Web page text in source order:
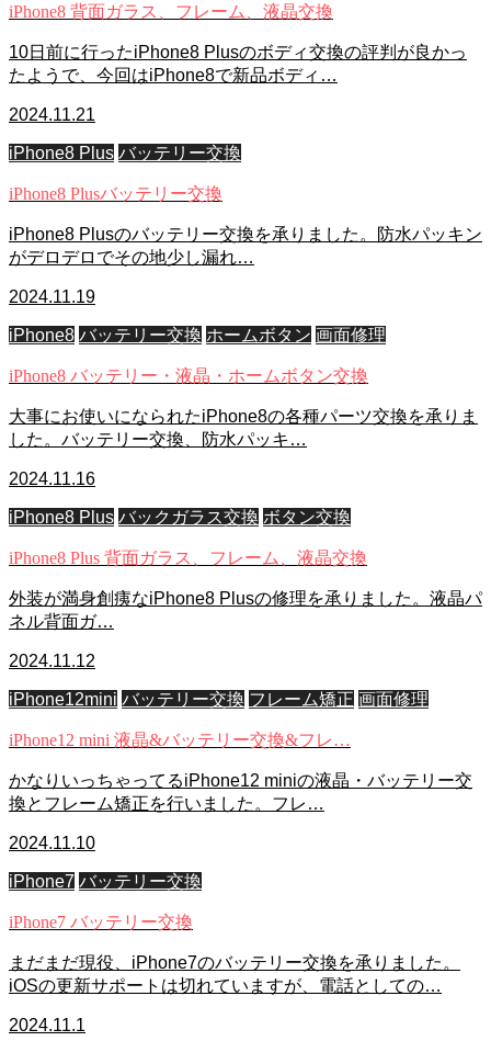
iPhone8 背面ガラス、フレーム、液晶交換
10日前に行ったiPhone8 Plusのボディ交換の評判が良かっ
たようで、今回はiPhone8で新品ボディ…
2024.11.21
iPhone8 Plus バッテリー交換
iPhone8 Plusバッテリー交換
iPhone8 Plusのバッテリー交換を承りました。防水パッキン
がデロデロでその地少し漏れ…
2024.11.19
iPhone8 バッテリー交換 ホームボタン 画面修理
iPhone8 バッテリー・液晶・ホームボタン交換
大事にお使いになられたiPhone8の各種パーツ交換を承りま
した。バッテリー交換、防水パッキ…
2024.11.16
iPhone8 Plus バックガラス交換 ボタン交換
iPhone8 Plus 背面ガラス、フレーム、液晶交換
外装が満身創痍なiPhone8 Plusの修理を承りました。液晶パ
ネル背面ガ…
2024.11.12
iPhone12mini バッテリー交換 フレーム矯正 画面修理
iPhone12 mini 液晶&バッテリー交換&フレ…
かなりいっちゃってるiPhone12 miniの液晶・バッテリー交
換とフレーム矯正を行いました。フレ…
2024.11.10
iPhone7 バッテリー交換
iPhone7 バッテリー交換
まだまだ現役、iPhone7のバッテリー交換を承りました。
iOSの更新サポートは切れていますが、電話としての…
2024.11.1